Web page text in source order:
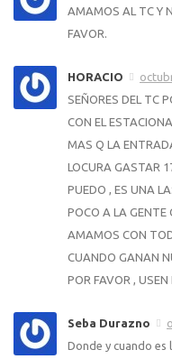
AMAMOS AL TC Y
FAVOR.
HORACIO
SEÑORES DEL TC
CON EL
MAS Q LA
LOCURA GASTAR
PUEDO , ES UNA
POCO A LA GENTE
AMAMOS CON
CUANDO GANAN
POR FAVOR ,
Seba Durazno
Donde y cuando es